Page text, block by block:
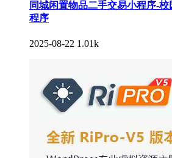
同城闲置物品二手交易小程序-
程序
2025-08-22 1.01k